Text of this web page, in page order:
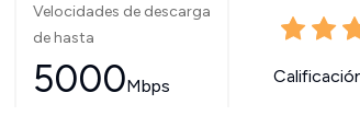
Velocidades de descarga
de hasta
5000Mbps